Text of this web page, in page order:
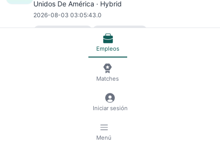
Unidos De América · Hybrid
2026-08-03 03:05:43.0
Microsoft PowerPoint
Microsoft Outlook
INTERNAL APPLICANTS ONLY - Wave Planner (On-
Lakeshore Learning Materials, LLC ·
Unidos De América · Hybrid
Redis
Empleos
Matches
Iniciar sesión
Menú